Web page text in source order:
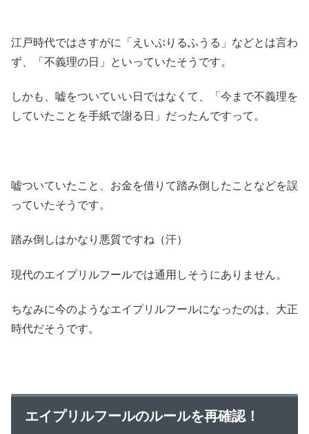
江戸時代ではさすがに「えいぷりるふうる」などとは言わ
ず、「不義理の日」といっていたそうです。
しかも、嘘をついていい日ではなくて、「今まで不義理を
していたことを手紙で謝る日」だったんですって。
嘘ついていたこと、お金を借りて踏み倒したことなどを誤
っていたそうです。
踏み倒しはかなり悪質ですね（汗）
現代のエイプリルフールでは通用しそうにありません。
ちなみに今のようなエイプリルフールになったのは、大正
時代だそうです。
エイプリルフールのルールを再確認！